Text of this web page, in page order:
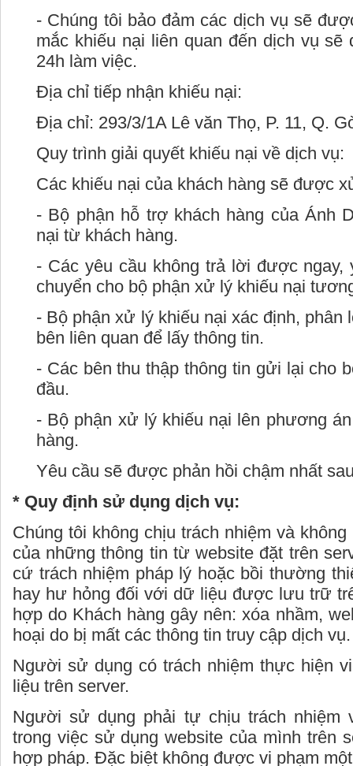
- Chúng tôi bảo đảm các dịch vụ sẽ
mắc khiếu nại liên quan đến dịch vụ
24h làm việc.
Địa chỉ tiếp nhận khiếu nại:
Địa chỉ: 293/3/1A Lê văn Thọ, P. 11, Q.
Quy trình giải quyết khiếu nại về dịch vụ:
Các khiếu nại của khách hàng sẽ được
- Bộ phận hỗ trợ khách hàng của Ánh
nại từ khách hàng.
- Các yêu cầu không trả lời được
chuyển cho bộ phận xử lý khiếu nại
- Bộ phận xử lý khiếu nại xác định, phân
bên liên quan để lấy thông tin.
- Các bên thu thập thông tin gửi lại cho
đầu.
- Bộ phận xử lý khiếu nại lên phương
hàng.
Yêu cầu sẽ được phản hồi chậm nhất
* Quy định sử dụng dịch vụ:
Chúng tôi không chịu trách nhiệm và
của những thông tin từ website đặt trên
cứ trách nhiệm pháp lý hoặc bồi thường
hay hư hỏng đối với dữ liệu được lưu trữ
hợp do Khách hàng gây nên: xóa nhầm,
hoại do bị mất các thông tin truy cập dịch vụ.
Người sử dụng có trách nhiệm thực hiện
liệu trên server.
Người sử dụng phải tự chịu trách nhiệm
trong việc sử dụng website của mình trên
hợp pháp. Đặc biệt không được vi phạm